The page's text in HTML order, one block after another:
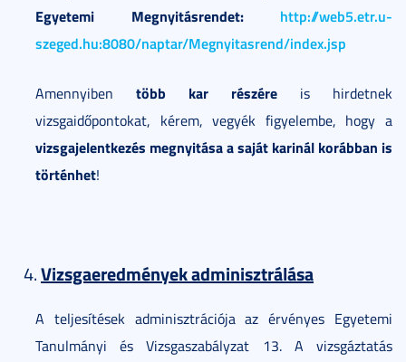
Egyetemi Megnyitásrendet: http://web5.etr.u-
szeged.hu:8080/naptar/Megnyitasrend/index.jsp
Amennyiben több kar részére is hirdetnek
vizsgaidőpontokat, kérem, vegyék figyelembe, hogy a
vizsgajelentkezés megnyitása a saját karinál korábban is
történhet!
Vizsgaeredmények adminisztrálása
A teljesítések adminisztrációja az érvényes Egyetemi
Tanulmányi és Vizsgaszabályzat 13. A vizsgáztatás